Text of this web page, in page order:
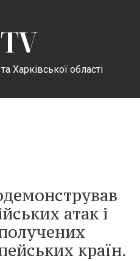
TV
Харківської області
атак і
країн.